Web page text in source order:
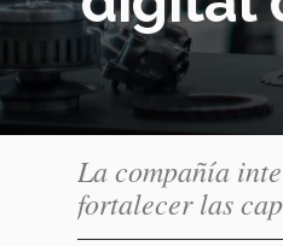
La compañía
fortalecer las